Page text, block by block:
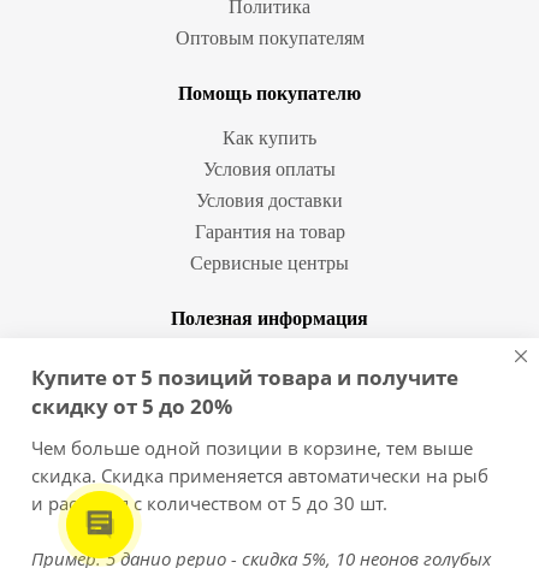
Политика
Оптовым покупателям
Помощь покупателю
Как купить
Условия оплаты
Условия доставки
Гарантия на товар
Сервисные центры
Полезная информация
Вопрос-ответ
8 (812) 454-10-11
Купите от 5 позиций товара и получите
скидку от 5 до 20%
Чем больше одной позиции в корзине, тем выше
скидка. Скидка применяется автоматически на рыб
и растения с количеством от 5 до 30 шт.
Пример: 5 данио рерио - скидка 5%, 10 неонов голубых